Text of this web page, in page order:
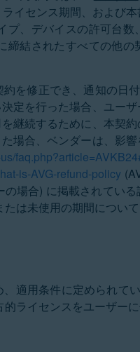
イセンス期間、および
、デバイスの許可台数
結されたすべての他
を修正でき、通知の日
定を行った場合、ユー
継続するために、本契
場合、ベンダーは、影
is-AVG-refund-policy
の場合) に掲載されてい
は未使用の期間について
適用条件に定められて
ライセンスをユーザーに